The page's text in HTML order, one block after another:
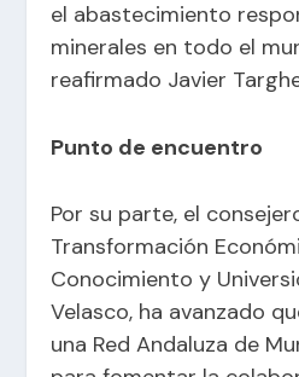
el abastecimiento
minerales en todo el
reafirmado Javier
Punto de encuentro
Por su parte, el
Transformación
Conocimiento y
Velasco, ha avanzado
una Red Andaluza de